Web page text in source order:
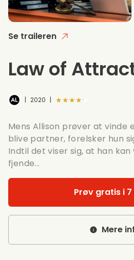
Se traileren
Law of
| 2020 | ★★★★★
Mens Allison prøver at vinde
blive partner, forelsker hun
Indtil det viser sig, at han
fjende...
Prøv gratis i
Mere